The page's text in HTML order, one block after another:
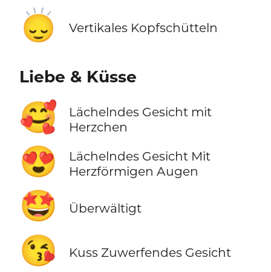
🙂‍↕️ Vertikales Kopfschütteln
Liebe & Küsse
🥰
Lächelndes Gesicht mit
Herzchen
😍
Lächelndes Gesicht Mit
Herzförmigen Augen
🤩 Überwältigt
😘 Kuss Zuwerfendes Gesicht